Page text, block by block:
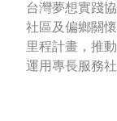
台灣夢想實踐
社區及偏鄉關
里程計畫，推
運用專長服務